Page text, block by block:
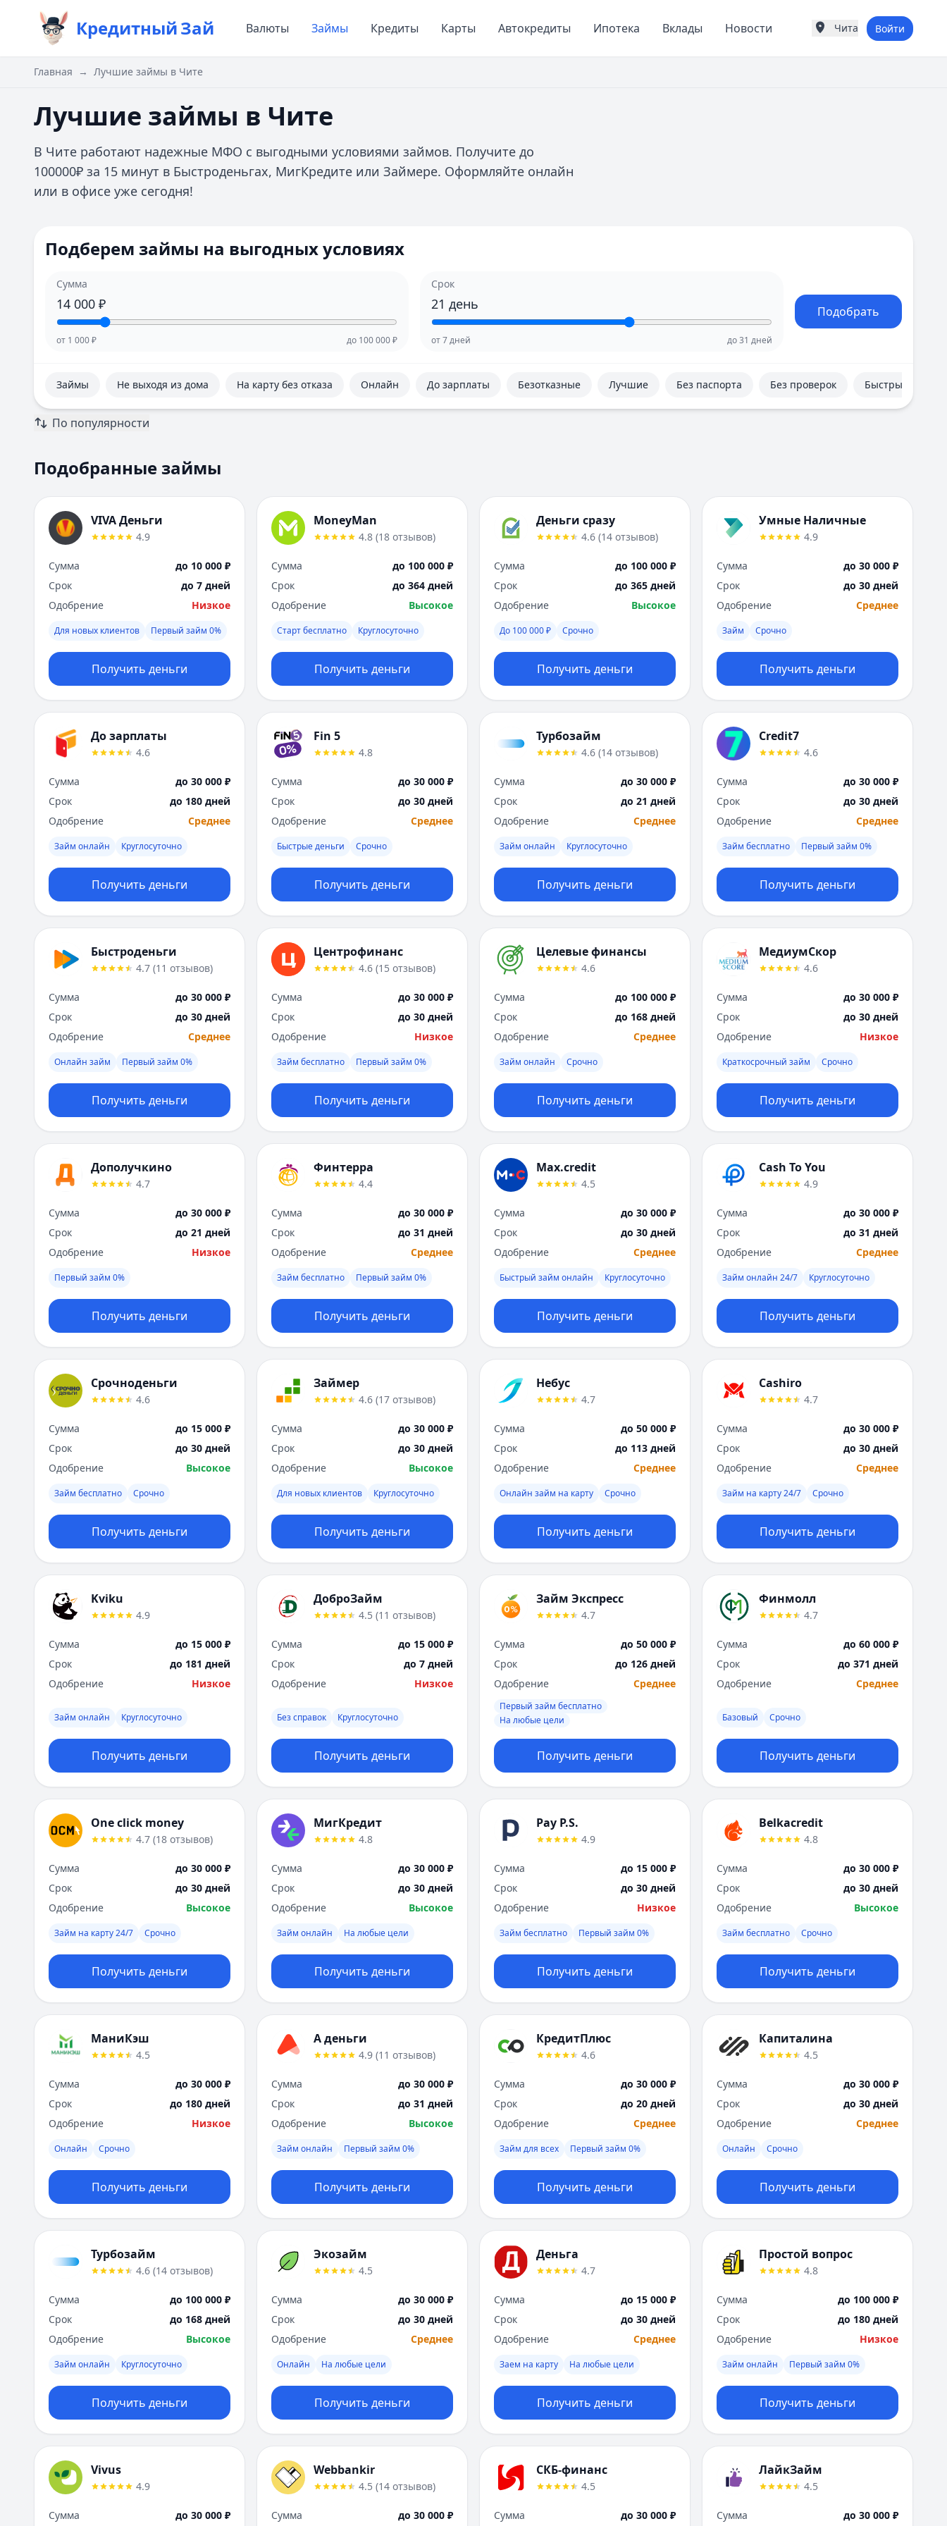
КредитныйЗай Валюты Займы Кредиты Карты Автокредиты Ипотека Вклады Новости
Города России
Воронеж
Ижевск
Иркутск
Красноярск
Курск
Липецк
Магнитогорск
Набережные Челны
Нижний Новгород
Новокузнецк
О
Оренбург
Р
Ростов-на-Дону
Рязань
С
Самара
Санкт-Петербург
Саратов
Севастополь
Сургут
Томск
Тула
Тюмень
У
Ульяновск
Х
Хабаровск
Чебоксары
Челябинск
Я
Ярославль
Вся Россия
Чита Войти
Главная → Лучшие займы в Чите
Лучшие займы в Чите
В Чите работают надежные МФО с выгодными условиями займов. Получите до
100000₽ за 15 минут в Быстроденьгах, МигКредите или Займере. Оформляйте онлайн
или в офисе уже сегодня!
Подберем займы на выгодных условиях
Сумма
14 000 ₽
от 1 000₽ до 100 000₽
Срок
21 день
от7дней до31 дней
Подобрать
Займы Не выходя из дома На карту без отказа Онлайн До зарплаты Безотказные Лучшие Без паспорта Без проверок Быстрые
По популярности
Подобранные займы
VIVA Деньги
4.9
Сумма
до 10 000 ₽
Срок
до 7 дней
Одобрение
Низкое
Для новых клиентов Первый займ 0%
Получить деньги
MoneyMan
4.8 (18 отзывов)
Сумма
до 100 000 ₽
Срок
до 364 дней
Одобрение
Высокое
Старт бесплатно Круглосуточно
Получить деньги
Деньги сразу
4.6 (14 отзывов)
Сумма
до 100 000 ₽
Срок
до 365 дней
Одобрение
Высокое
До 100 000 ₽ Срочно
Получить деньги
Умные Наличные
4.9
Сумма
до 30 000 ₽
Срок
до 30 дней
Одобрение
Среднее
Займ Срочно
Получить деньги
До зарплаты
4.6
Сумма
до 30 000 ₽
Срок
до 180 дней
Одобрение
Среднее
Займ онлайн Круглосуточно
Получить деньги
Fin 5
4.8
Сумма
до 30 000 ₽
Срок
до 30 дней
Одобрение
Среднее
Быстрые деньги Срочно
Получить деньги
Турбозайм
4.6 (14 отзывов)
Сумма
до 30 000 ₽
Срок
до 21 дней
Одобрение
Среднее
Займ онлайн Круглосуточно
Получить деньги
Credit7
4.6
Сумма
до 30 000 ₽
Срок
до 30 дней
Одобрение
Среднее
Займ бесплатно Первый займ 0%
Получить деньги
Быстроденьги
4.7 (11 отзывов)
Сумма
до 30 000 ₽
Срок
до 30 дней
Одобрение
Среднее
Онлайн займ Первый займ 0%
Получить деньги
Центрофинанс
4.6 (15 отзывов)
Сумма
до 30 000 ₽
Срок
до 30 дней
Одобрение
Низкое
Займ бесплатно Первый займ 0%
Получить деньги
Целевые финансы
4.6
Сумма
до 100 000 ₽
Срок
до 168 дней
Одобрение
Среднее
Займ онлайн Срочно
Получить деньги
МедиумСкор
4.6
Сумма
до 30 000 ₽
Срок
до 30 дней
Одобрение
Низкое
Краткосрочный займ Срочно
Получить деньги
Дополучкино
4.7
Сумма
до 30 000 ₽
Срок
до 21 дней
Одобрение
Низкое
Первый займ 0%
Получить деньги
Финтерра
4.4
Сумма
до 30 000 ₽
Срок
до 31 дней
Одобрение
Среднее
Займ бесплатно Первый займ 0%
Получить деньги
Max.credit
4.5
Сумма
до 30 000 ₽
Срок
до 30 дней
Одобрение
Среднее
Быстрый займ онлайн Круглосуточно
Получить деньги
Cash To You
4.9
Сумма
до 30 000 ₽
Срок
до 31 дней
Одобрение
Среднее
Займ онлайн 24/7 Круглосуточно
Получить деньги
Срочноденьги
4.6
Сумма
до 15 000 ₽
Срок
до 30 дней
Одобрение
Высокое
Займ бесплатно Срочно
Получить деньги
Займер
4.6 (17 отзывов)
Сумма
до 30 000 ₽
Срок
до 30 дней
Одобрение
Высокое
Для новых клиентов Круглосуточно
Получить деньги
Небус
4.7
Сумма
до 50 000 ₽
Срок
до 113 дней
Одобрение
Среднее
Онлайн займ на карту Срочно
Получить деньги
Cashiro
4.7
Сумма
до 30 000 ₽
Срок
до 30 дней
Одобрение
Среднее
Займ на карту 24/7 Срочно
Получить деньги
Kviku
4.9
Сумма
до 15 000 ₽
Срок
до 181 дней
Одобрение
Низкое
Займ онлайн Круглосуточно
Получить деньги
ДоброЗайм
4.5 (11 отзывов)
Сумма
до 15 000 ₽
Срок
до 7 дней
Одобрение
Низкое
Без справок Круглосуточно
Получить деньги
Займ Экспресс
4.7
Сумма
до 50 000 ₽
Срок
до 126 дней
Одобрение
Среднее
Первый займ бесплатно
На любые цели
Получить деньги
Финмолл
4.7
Сумма
до 60 000 ₽
Срок
до 371 дней
Одобрение
Среднее
Базовый Срочно
Получить деньги
One click money
4.7 (18 отзывов)
Сумма
до 30 000 ₽
Срок
до 30 дней
Одобрение
Высокое
Займ на карту 24/7 Срочно
Получить деньги
МигКредит
4.8
Сумма
до 30 000 ₽
Срок
до 30 дней
Одобрение
Высокое
Займ онлайн На любые цели
Получить деньги
Pay P.S.
4.9
Сумма
до 15 000 ₽
Срок
до 30 дней
Одобрение
Низкое
Займ бесплатно Первый займ 0%
Получить деньги
Belkacredit
4.8
Сумма
до 30 000 ₽
Срок
до 30 дней
Одобрение
Высокое
Займ бесплатно Срочно
Получить деньги
МаниКэш
4.5
Сумма
до 30 000 ₽
Срок
до 180 дней
Одобрение
Низкое
Онлайн Срочно
Получить деньги
А деньги
4.9 (11 отзывов)
Сумма
до 30 000 ₽
Срок
до 31 дней
Одобрение
Высокое
Займ онлайн Первый займ 0%
Получить деньги
КредитПлюс
4.6
Сумма
до 30 000 ₽
Срок
до 20 дней
Одобрение
Среднее
Займ для всех Первый займ 0%
Получить деньги
Капиталина
4.5
Сумма
до 30 000 ₽
Срок
до 30 дней
Одобрение
Среднее
Онлайн Срочно
Получить деньги
Турбозайм
4.6 (14 отзывов)
Сумма
до 100 000 ₽
Срок
до 168 дней
Одобрение
Высокое
Займ онлайн Круглосуточно
Получить деньги
Экозайм
4.5
Сумма
до 30 000 ₽
Срок
до 30 дней
Одобрение
Среднее
Онлайн На любые цели
Получить деньги
Деньга
4.7
Сумма
до 15 000 ₽
Срок
до 30 дней
Одобрение
Среднее
Заем на карту На любые цели
Получить деньги
Простой вопрос
4.8
Сумма
до 100 000 ₽
Срок
до 180 дней
Одобрение
Низкое
Займ онлайн Первый займ 0%
Получить деньги
Vivus
4.9
Сумма до 30 000 ₽
Webbankir
4.5 (14 отзывов)
Сумма до 30 000 ₽
СКБ-финанс
4.5
Сумма до 30 000 ₽
ЛайкЗайм
4.5
Сумма до 30 000 ₽